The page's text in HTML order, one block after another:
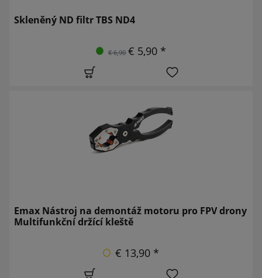
Skleněný ND filtr TBS ND4
€ 6,90 € 5,90 *
Emax Nástroj na demontáž motoru pro FPV drony
Multifunkční držící kleště
€ 13,90 *